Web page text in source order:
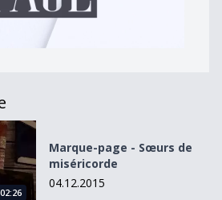
miséricorde
Marque-page - Sœurs de
miséricorde
04.12.2015